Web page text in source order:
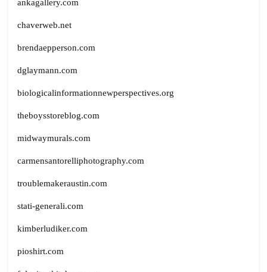
ankagallery.com
chaverweb.net
brendaepperson.com
dglaymann.com
biologicalinformationnewperspectives.org
theboysstoreblog.com
midwaymurals.com
carmensantorelliphotography.com
troublemakeraustin.com
stati-generali.com
kimberludiker.com
pioshirt.com